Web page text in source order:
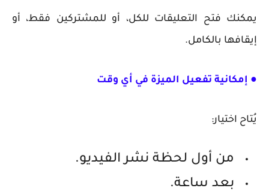
يمكنك فتح التعليقات للكل، أو للمشتركين فقط، أو
إيقافها بالكامل.
● إمكانية تفعيل الميزة في أي وقت
يُتاح اختيار:
من أول لحظة نشر الفيديو.
بعد ساعة.